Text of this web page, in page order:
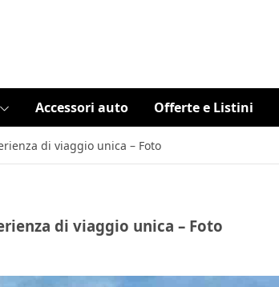
Accessori auto Offerte e Listini
di viaggio unica – Foto
di viaggio unica – Foto